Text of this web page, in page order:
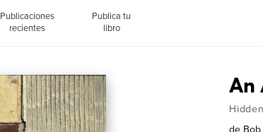
Publicaciones
recientes
Publica tu
libro
An
de